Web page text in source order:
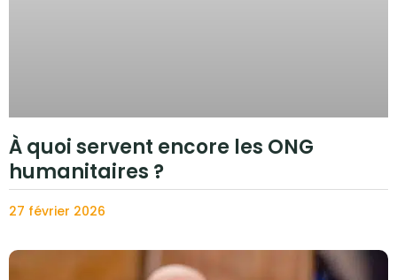
À quoi servent encore les ONG
humanitaires ?
27 février 2026